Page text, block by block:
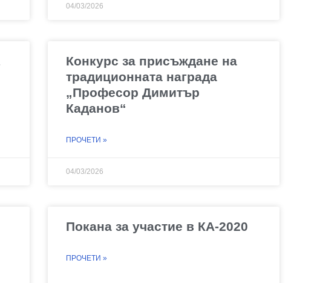
04/03/2026
Конкурс за присъждане на
традиционната награда
„Професор Димитър
Каданов“
ПРОЧЕТИ »
04/03/2026
Покана за участие в КА-2020
ПРОЧЕТИ »